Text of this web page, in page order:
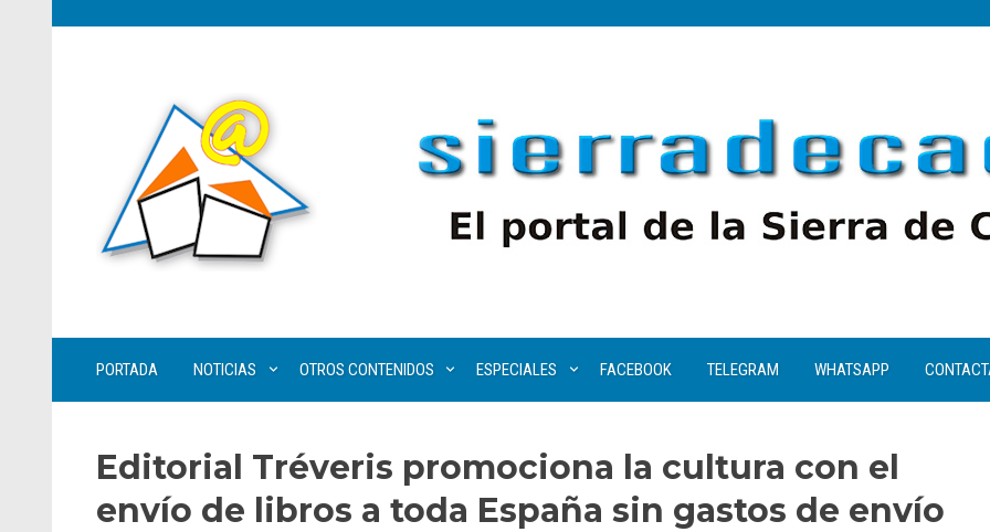
PORTADA NOTICIAS OTROS CONTENIDOS ESPECIALES FACEBOOK TELEGRAM WHATSAPP
Editorial Tréveris promociona la cultura con el
envío de libros a toda España sin gastos de envío